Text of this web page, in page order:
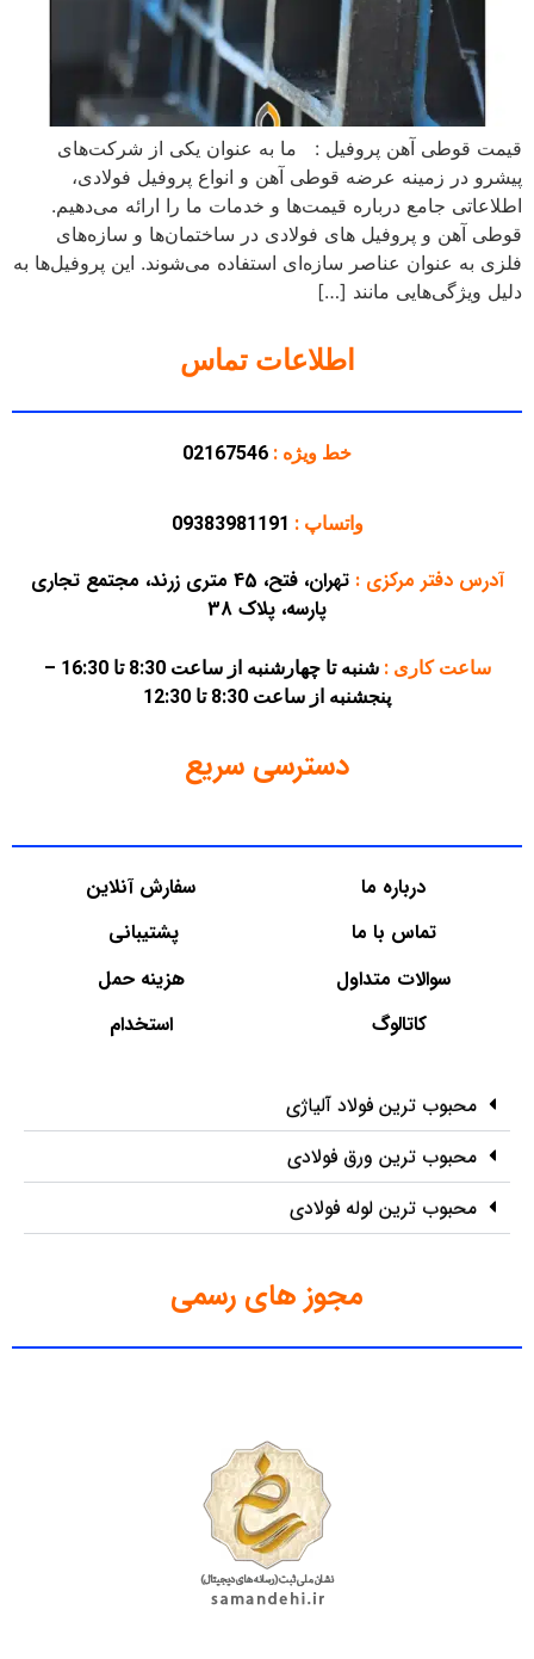
قیمت قوطی آهن پروفیل : ما به عنوان یکی از شرکت‌های
پیشرو در زمینه عرضه قوطی آهن و انواع پروفیل فولادی،
اطلاعاتی جامع درباره قیمت‌ها و خدمات ما را ارائه می‌دهیم.
قوطی آهن و پروفیل های فولادی در ساختمان‌ها و سازه‌های
فلزی به عنوان عناصر سازه‌ای استفاده می‌شوند. این پروفیل‌ها به
دلیل ویژگی‌هایی مانند […]
اطلاعات تماس
خط ویژه : 02167546
واتساپ : 09383981191
آدرس دفتر مرکزی:
تهران، فتح، 45 متری زرند، مجتمع تجاری
پارسه، پلاک 38
ساعت کاری :
شنبه تا چهارشنبه از ساعت 8:30 تا 16:30 –
پنجشنبه از ساعت 8:30 تا 12:30
دسترسی سریع
درباره ما
تماس با ما
سوالات متداول
کاتالوگ
سفارش آنلاین
پشتیبانی
هزینه حمل
استخدام
محبوب ترین فولاد آلیاژی
محبوب ترین ورق فولادی
محبوب ترین لوله فولادی
مجوز های رسمی